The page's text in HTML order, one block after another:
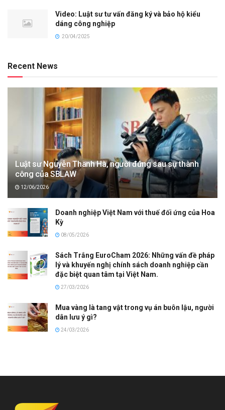
Video: Luật sư tư vấn đăng ký và bảo hộ kiểu
dáng công nghiệp
20/04/2025
Recent News
Luật sư Nguyễn Thanh Hà, người đứng sau sự thành
công của SBLAW
12/06/2026
Doanh nghiệp Việt Nam với thuế đối ứng của Hoa
Kỳ
08/05/2026
Sách Trắng EuroCham 2026: Những vấn đề pháp
lý và khuyến nghị chính sách doanh nghiệp cần
đặc biệt quan tâm tại Việt Nam.
27/03/2026
Mua vàng là tang vật trong vụ án buôn lậu, người
dân lưu ý gì?
24/03/2026